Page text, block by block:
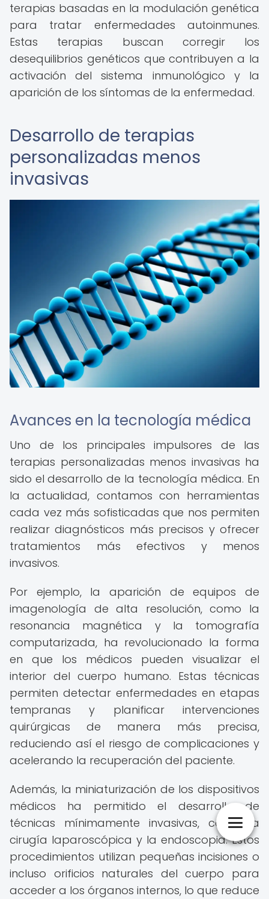
terapias basadas en la modulación genética
para tratar enfermedades autoinmunes.
Estas terapias buscan corregir los
desequilibrios genéticos que contribuyen a la
activación del sistema inmunológico y la
aparición de los síntomas de la enfermedad.
Desarrollo de terapias
personalizadas menos
invasivas
Avances en la tecnología médica
Uno de los principales impulsores de las
terapias personalizadas menos invasivas ha
sido el desarrollo de la tecnología médica. En
la actualidad, contamos con herramientas
cada vez más sofisticadas que nos permiten
realizar diagnósticos más precisos y ofrecer
tratamientos más efectivos y menos
invasivos.
Por ejemplo, la aparición de equipos de
imagenología de alta resolución, como la
resonancia magnética y la tomografía
computarizada, ha revolucionado la forma
en que los médicos pueden visualizar el
interior del cuerpo humano. Estas técnicas
permiten detectar enfermedades en etapas
tempranas y planificar intervenciones
quirúrgicas de manera más precisa,
reduciendo así el riesgo de complicaciones y
acelerando la recuperación del paciente.
Además, la miniaturización de los dispositivos
médicos ha permitido el desarrollo de
técnicas mínimamente invasivas, como la
cirugía laparoscópica y la endoscopia. Estos
procedimientos utilizan pequeñas incisiones o
incluso orificios naturales del cuerpo para
acceder a los órganos internos, lo que reduce